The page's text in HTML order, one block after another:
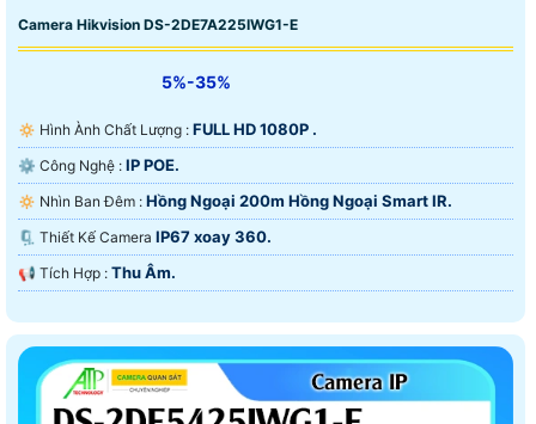
Camera Hikvision DS-2DE7A225IWG1-E
5%-35%
🔅 Hình Ành Chất Lượng : FULL HD 1080P .
⚙ Công Nghệ : IP POE.
🔅 Nhìn Ban Đêm : Hồng Ngoại 200m Hồng Ngoại Smart IR.
🗜️ Thiết Kế Camera IP67 xoay 360.
️📢 Tích Hợp : Thu Âm.